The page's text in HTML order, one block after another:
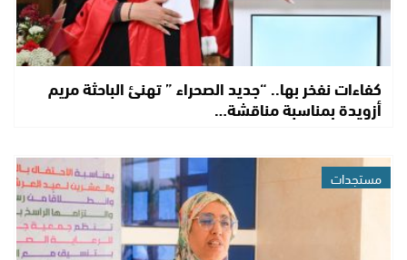
كفاءات نفخر بها.. “جديد الصحراء ” تهنئ الباحثة مريم
أزويدة بمناسبة مناقشة…
مستجدات